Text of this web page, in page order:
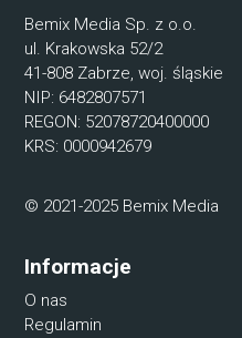
Bemix Media Sp. z o.o.
ul. Krakowska 52/2
41-808 Zabrze, woj. śląskie
NIP: 6482807571
REGON: 52078720400000
KRS: 0000942679
© 2021-2025 Bemix Media
Informacje
O nas
Regulamin